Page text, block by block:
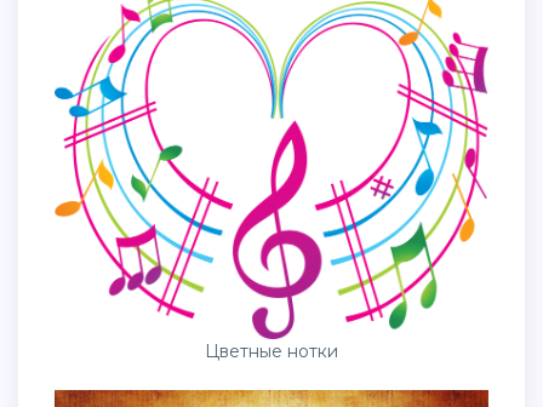
Цветные нотки